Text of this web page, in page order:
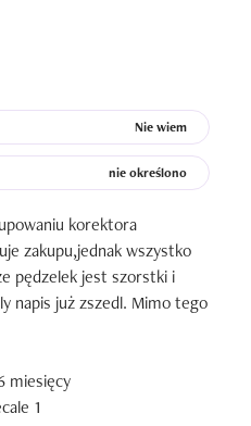
Nie wiem
nie określono
korektora
zakupu,jednak wszystko
pędzelek jest szorstki i
napis już zszedl. Mimo tego
miesięcy
1